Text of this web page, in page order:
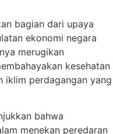
bagian dari upaya
ekonomi negara
merugikan
kesehatan
iklim perdagangan yang
bahwa
menekan peredaran